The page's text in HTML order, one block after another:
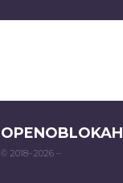
OPENOBLOKAH
© 2018–2026 –